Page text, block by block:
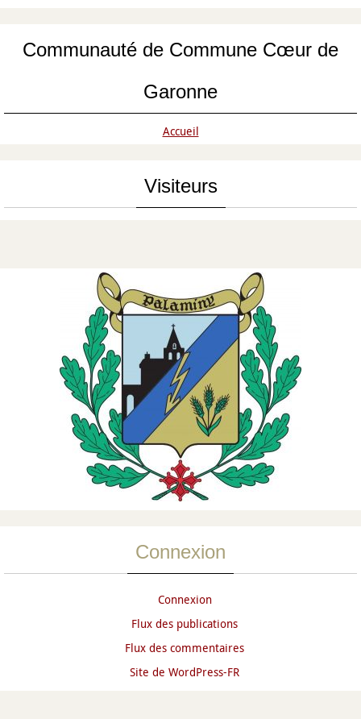
Communauté de Commune Cœur de
Garonne
Accueil
Visiteurs
Connexion
Connexion
Flux des publications
Flux des commentaires
Site de WordPress-FR